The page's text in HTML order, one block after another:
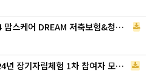
[(사)함께만드는세상] 2024 맘스케어 DREAM 저축보험&청년멤버십 자립준비청년 참여자 모집
[희망디딤돌 경기센터] 2024년 장기자립체험 1차 참여자 모집 안내